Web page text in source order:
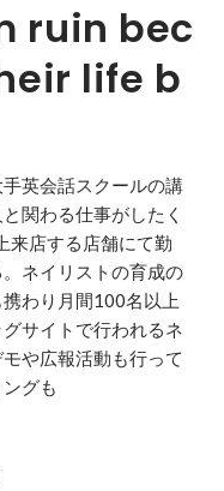
ruin bec
life b
英会話スクールの講
関わる仕事がしたく
来店する店舗にて勤
ネイリストの育成の
わり月間100名以上
サイトで行われるネ
や広報活動も行って
グも